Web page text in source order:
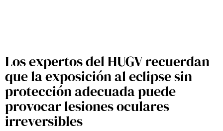
Los expertos del HUGV recuerdan
que la exposición al eclipse sin
protección adecuada puede
provocar lesiones oculares
irreversibles